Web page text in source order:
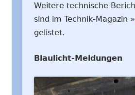
Weitere technische
sind im Technik-Magazin »
gelistet.
Blaulicht-Meldungen